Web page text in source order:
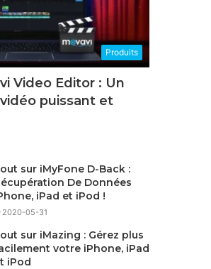
Produits
Video Editor : Un
puissant et
sur iMyFone D-Back :
De Données
iPad et iPod !
2020-05-31
sur iMazing : Gérez plus
votre iPhone, iPad
iPod